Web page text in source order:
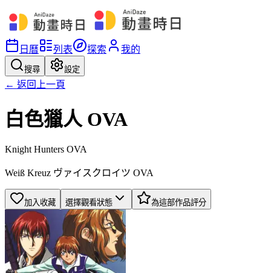
日曆 列表 探索 我的
搜尋 設定
← 返回上一頁
白色獵人 OVA
Knight Hunters OVA
Weiß Kreuz ヴァイスクロイツ OVA
加入收藏 選擇觀看狀態 為這部作品評分